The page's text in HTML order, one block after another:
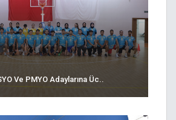
Ve PMYO Adaylarına Üc..